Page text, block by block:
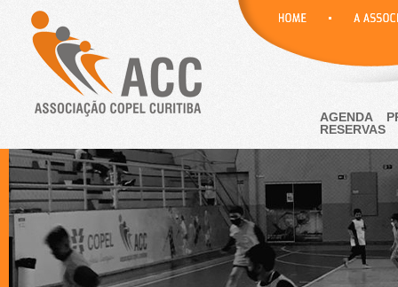
AGENDA
RESERVAS